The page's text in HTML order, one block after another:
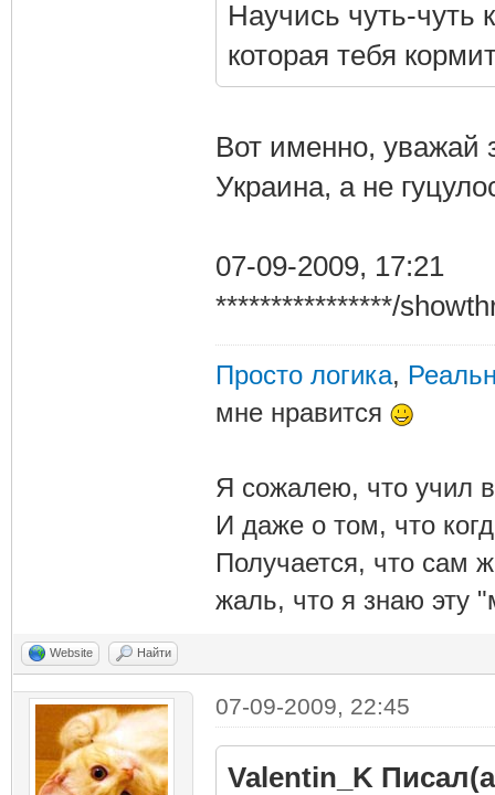
Научись чуть-чуть
которая тебя
Вот именно, уважай
Украина, а не
07-09-2009, 17:21
****************/
Просто логика,
мне нравится
Я сожалею, что учил
И даже о том, что
Получается, что сам
жаль, что я знаю эту
Website Найти
07-09-2009, 22:45
Valentin_K